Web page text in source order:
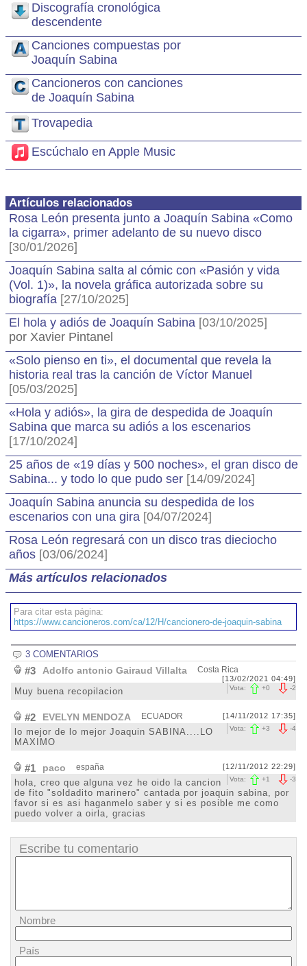
Discografía cronológica
descendente
Canciones compuestas por
Joaquín Sabina
Cancioneros con canciones
de Joaquín Sabina
Trovapedia
Escúchalo en Apple Music
Artículos relacionados
Rosa León presenta junto a Joaquín Sabina «Como
la cigarra», primer adelanto de su nuevo disco
[30/01/2026]
Joaquín Sabina salta al cómic con «Pasión y vida
(Vol. 1)», la novela gráfica autorizada sobre su
biografía [27/10/2025]
El hola y adiós de Joaquín Sabina [03/10/2025]
por Xavier Pintanel
«Solo pienso en ti», el documental que revela la
historia real tras la canción de Víctor Manuel
[05/03/2025]
«Hola y adiós», la gira de despedida de Joaquín
Sabina que marca su adiós a los escenarios
[17/10/2024]
25 años de «19 días y 500 noches», el gran disco de
Sabina... y todo lo que pudo ser [14/09/2024]
Joaquín Sabina anuncia su despedida de los
escenarios con una gira [04/07/2024]
Rosa León regresará con un disco tras dieciocho
años [03/06/2024]
Más artículos relacionados
Para citar esta página:
https://www.cancioneros.com/ca/12/H/cancionero-de-joaquin-sabina
3 COMENTARIOS
#3 Adolfo antonio Gairaud Villalta Costa Rica
[13/02/2021 04:49]
-2
Vota: +0
Muy buena recopilacion
#2 EVELYN MENDOZA ECUADOR [14/11/2012 17:35]
-4
Vota: +3
lo mejor de lo mejor Joaquin SABINA....LO
MAXIMO
#1 paco españa [12/11/2012 22:29]
-3
Vota: +1
hola, creo que alguna vez he oido la cancion
de fito "soldadito marinero" cantada por joaquin sabina, por
favor si es asi haganmelo saber y si es posible me como
puedo volver a oirla, gracias
Escribe tu comentario
Nombre
País